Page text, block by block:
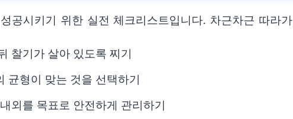
공시키기 위한 실전 체크리스트입니다. 차근차근 따라
찰기가 살아 있도록 찌기
균형이 맞는 것을 선택하기
외를 목표로 안전하게 관리하기